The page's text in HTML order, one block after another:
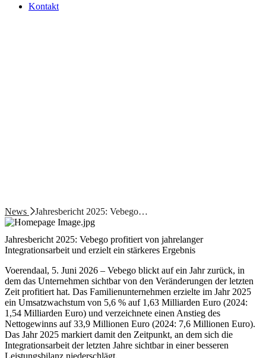
Kontakt
News Jahresbericht 2025: Vebego…
Jahresbericht 2025: Vebego profitiert von jahrelanger
Integrationsarbeit und erzielt ein stärkeres Ergebnis
Voerendaal, 5. Juni 2026 – Vebego blickt auf ein Jahr zurück, in
dem das Unternehmen sichtbar von den Veränderungen der letzten
Zeit profitiert hat. Das Familienunternehmen erzielte im Jahr 2025
ein Umsatzwachstum von 5,6 % auf 1,63 Milliarden Euro (2024:
1,54 Milliarden Euro) und verzeichnete einen Anstieg des
Nettogewinns auf 33,9 Millionen Euro (2024: 7,6 Millionen Euro).
Das Jahr 2025 markiert damit den Zeitpunkt, an dem sich die
Integrationsarbeit der letzten Jahre sichtbar in einer besseren
Leistungsbilanz niederschlägt.